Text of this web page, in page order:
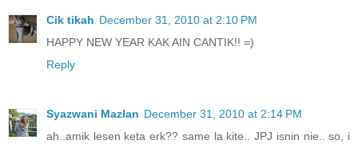
Cik tikah December 31, 2010 at 2:10 PM
HAPPY NEW YEAR KAK AIN CANTIK!! =)
Reply
Syazwani Mazlan December 31, 2010 at 2:14 PM
ah..amik lesen keta erk?? same la kite.. JPJ isnin nie.. so, i